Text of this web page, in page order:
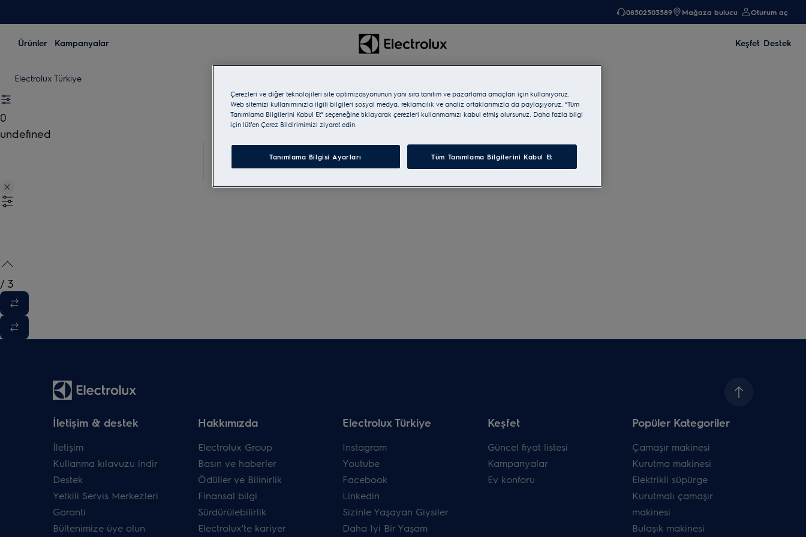
08502503589 Mağaza bulucu Oturum aç
Ürünler Kampanyalar Keşfet Destek
Electrolux Türkiye
0
undefined
/ 3
İletişim & destek
İletişim
Kullanma kılavuzu indir
Destek
Yetkili Servis Merkezleri
Garanti
Bültenimize üye olun
Hakkımızda
Electrolux Group
Basın ve haberler
Ödüller ve Bilinirlik
Finansal bilgi
Sürdürülebilirlik
Electrolux'te kariyer
Electrolux Türkiye
Instagram
Youtube
Facebook
Linkedin
Sizinle Yaşayan Giysiler
Daha Iyi Bir Yaşam
Keşfet
Güncel fiyat listesi
Kampanyalar
Ev konforu
Popüler Kategoriler
Çamaşır makinesi
Kurutma makinesi
Elektrikli süpürge
Kurutmalı çamaşır
makinesi
Bulaşık makinesi
Çerezleri ve diğer teknolojileri site optimizasyonunun yanı sıra tanıtım ve pazarlama amaçları için kullanıyoruz.
Web sitemizi kullanımınızla ilgili bilgileri sosyal medya, reklamcılık ve analiz ortaklarımızla da paylaşıyoruz. “Tüm
Tanımlama Bilgilerini Kabul Et” seçeneğine tıklayarak çerezleri kullanmamızı kabul etmiş olursunuz. Daha fazla bilgi
için lütfen Çerez Bildirimimizi ziyaret edin.
Tanımlama Bilgisi Ayarları Tüm Tanımlama Bilgilerini Kabul Et